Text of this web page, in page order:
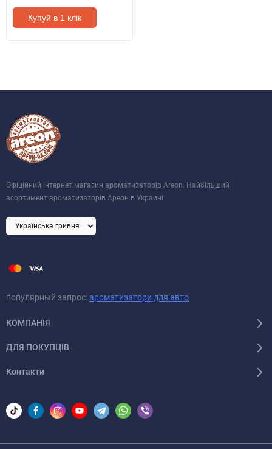
Купуй в 1 клік
Офіційний інтернет магазин ароматизаторів Areon. Найбільший
асортимент ароматизаторів Ареон в Украині
популярный запрос:ароматизатори для авто
КОМПАНІЯ
ДЛЯ ПОКУПЦІВ
Контакти